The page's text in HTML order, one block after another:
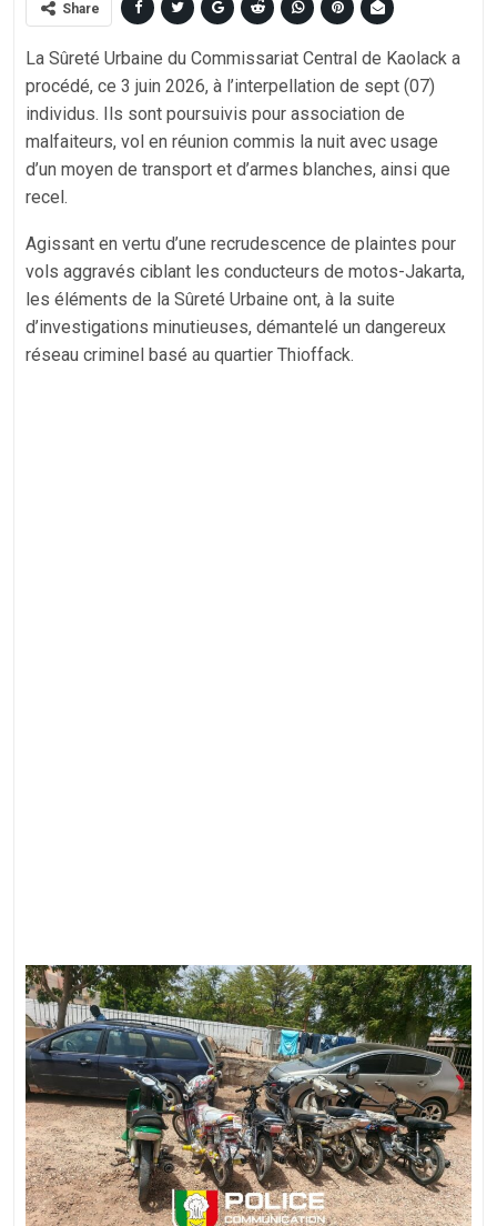
Share
La Sûreté Urbaine du Commissariat Central de Kaolack a
procédé, ce 3 juin 2026, à l’interpellation de sept (07)
individus. Ils sont poursuivis pour association de
malfaiteurs, vol en réunion commis la nuit avec usage
d’un moyen de transport et d’armes blanches, ainsi que
recel.
Agissant en vertu d’une recrudescence de plaintes pour
vols aggravés ciblant les conducteurs de motos-Jakarta,
les éléments de la Sûreté Urbaine ont, à la suite
d’investigations minutieuses, démantelé un dangereux
réseau criminel basé au quartier Thioffack.